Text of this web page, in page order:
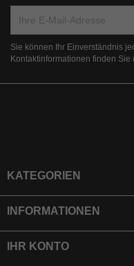
Sie können Ihr Einverständnis
Kontaktinformationen finden
KATEGORIEN
INFORMATIONEN
IHR KONTO